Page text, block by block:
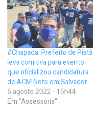
#Chapada: Prefeito de Piatã
leva comitiva para evento
que oficializou candidatura
de ACM Neto em Salvador
6 agosto 2022 - 15h44
Em "Assessoria"